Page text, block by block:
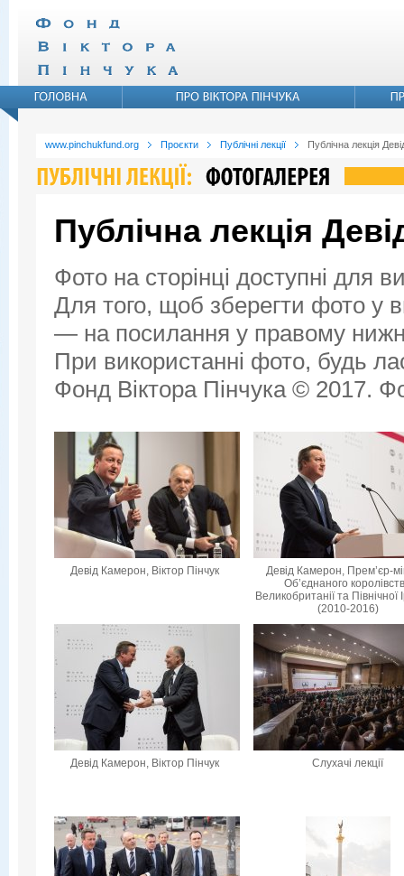
www.pinchukfund.org Проєкти Публічні лекції Публічна лекція
Публічна лекція
Фото на сторінці доступні для
Для того, щоб зберегти фото у
— на посилання у правому
При використанні фото, будь
Фонд Віктора Пінчука © 2017.
Девід Камерон, Віктор Пінчук
Девід Камерон, Прем’єр-
Об’єднаного
Великобританії та Північної
(2010-2016)
Девід Камерон, Віктор Пінчук Слухачі лекції